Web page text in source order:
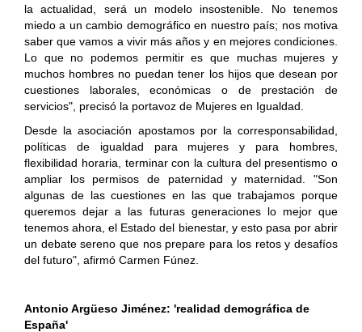
la actualidad, será un modelo insostenible. No tenemos
miedo a un cambio demográfico en nuestro país; nos motiva
saber que vamos a vivir más años y en mejores condiciones.
Lo que no podemos permitir es que muchas mujeres y
muchos hombres no puedan tener los hijos que desean por
cuestiones laborales, económicas o de prestación de
servicios", precisó la portavoz de Mujeres en Igualdad.
Desde la asociación apostamos por la corresponsabilidad,
políticas de igualdad para mujeres y para hombres,
flexibilidad horaria, terminar con la cultura del presentismo o
ampliar los permisos de paternidad y maternidad. "Son
algunas de las cuestiones en las que trabajamos porque
queremos dejar a las futuras generaciones lo mejor que
tenemos ahora, el Estado del bienestar, y esto pasa por abrir
un debate sereno que nos prepare para los retos y desafíos
del futuro", afirmó Carmen Fúnez.
Antonio Argüeso Jiménez: 'realidad demográfica de
España'